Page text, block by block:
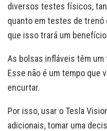
diversos testes físicos,
quanto em testes de trenó
que isso trará um
As bolsas infláveis têm um
Esse não é um tempo que
encurtar.
Por isso, usar o Tesla
adicionais, tomar uma